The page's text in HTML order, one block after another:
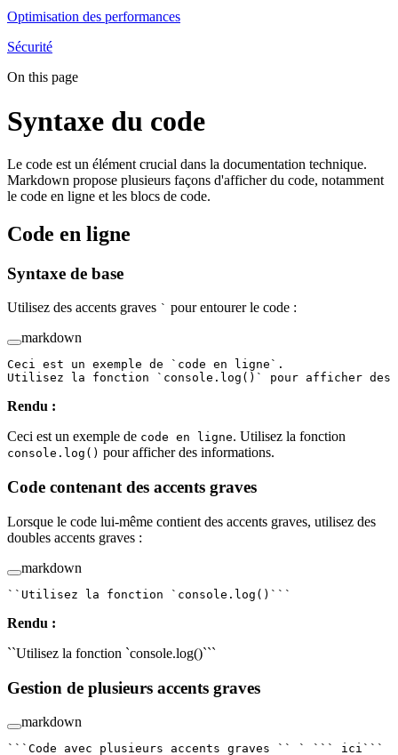
Optimisation des performances
Sécurité
On this page
Syntaxe du code
Le code est un élément crucial dans la documentation technique.
Markdown propose plusieurs façons d'afficher du code, notamment
le code en ligne et les blocs de code.
Code en ligne
Syntaxe de base
Utilisez des accents graves ` pour entourer le code :
markdown
Ceci est un exemple de `code en ligne` .
Utilisez la fonction
`console.log()` pour afficher des
Rendu :
Ceci est un exemple de code en ligne. Utilisez la fonction
console.log() pour afficher des informations.
Code contenant des accents graves
Lorsque le code lui-même contient des accents graves, utilisez des
doubles accents graves :
markdown
``Utilisez la fonction ` console.log()```
Rendu :
``Utilisez la fonction `console.log()```
Gestion de plusieurs accents graves
markdown
```Code avec plusieurs accents graves `` ` ``` ici```